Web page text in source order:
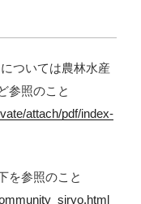
ついては農林水産
参照のこと
attach/pdf/index-
を参照のこと